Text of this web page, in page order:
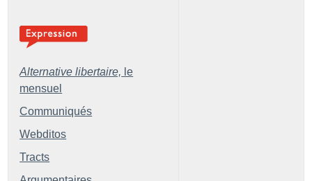
Alternative libertaire, le
mensuel
Communiqués
Webditos
Tracts